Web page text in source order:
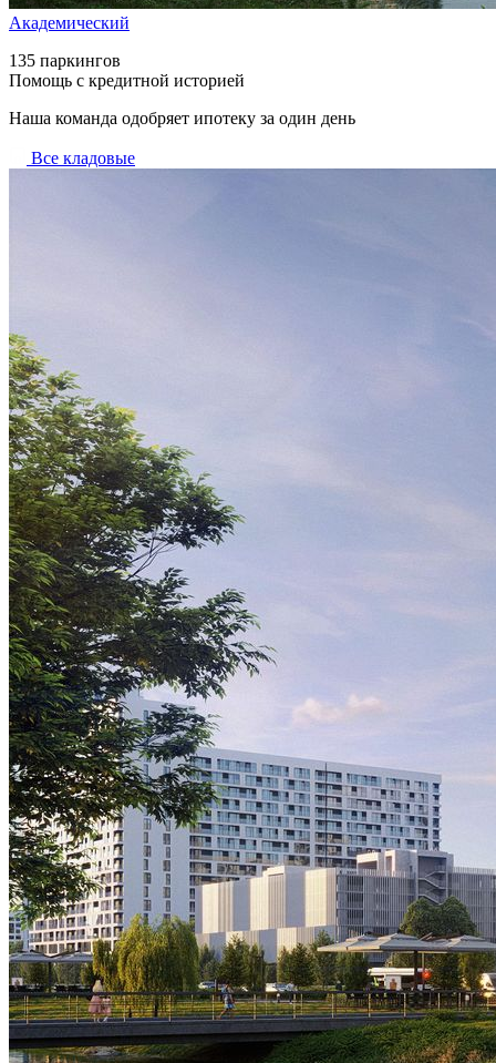
Академический
135 паркингов
Помощь с кредитной историей
Наша команда одобряет ипотеку за один день
Все кладовые